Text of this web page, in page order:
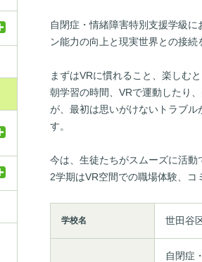
自閉症・情緒障害特別支援学級
ン能力の向上と現実世界との接続
まずはVRに慣れること、楽しむ
朝学習の時間、VRで運動したり
が、最初は思いがけないトラブ
す。
今は、生徒たちがスムーズに活動
2学期はVR空間での職場体験、コ
学校名 世田谷
自閉症